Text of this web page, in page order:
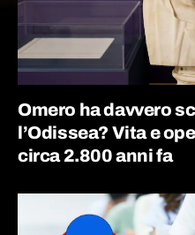
Omero ha davvero
l’Odissea? Vita e
circa 2.800 anni fa